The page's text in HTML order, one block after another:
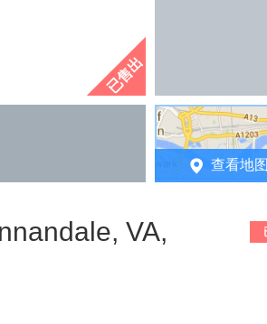
已售出
查看地图
VA,